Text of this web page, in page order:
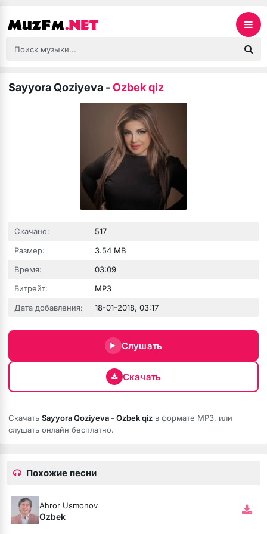
Sayyora Qoziyeva -Ozbek qiz
Скачано:
517
Размер:
3.54 MB
Время:
03:09
Битрейт:
MP3
Дата добавления:
18-01-2018, 03:17
Слушать
Скачать
Скачать Sayyora Qoziyeva - Ozbek qiz в формате MP3, или
слушать онлайн бесплатно.
Похожие песни
Ahror Usmonov
Ozbek